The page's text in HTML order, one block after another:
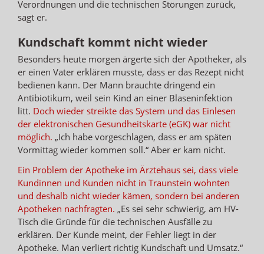
Verordnungen und die technischen Störungen zurück,
sagt er.
Kundschaft kommt nicht wieder
Besonders heute morgen ärgerte sich der Apotheker, als
er einen Vater erklären musste, dass er das Rezept nicht
bedienen kann. Der Mann brauchte dringend ein
Antibiotikum, weil sein Kind an einer Blaseninfektion
litt. Doch wieder streikte das System und das Einlesen
der elektronischen Gesundheitskarte (eGK) war nicht
möglich. „Ich habe vorgeschlagen, dass er am späten
Vormittag wieder kommen soll.“ Aber er kam nicht.
Ein Problem der Apotheke im Ärztehaus sei, dass viele
Kundinnen und Kunden nicht in Traunstein wohnten
und deshalb nicht wieder kämen, sondern bei anderen
Apotheken nachfragten. „Es sei sehr schwierig, am HV-
Tisch die Gründe für die technischen Ausfälle zu
erklären. Der Kunde meint, der Fehler liegt in der
Apotheke. Man verliert richtig Kundschaft und Umsatz.“